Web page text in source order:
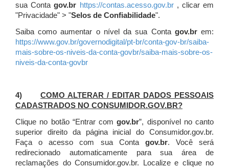
sua Contagov.br https://contas.acesso.gov.br, clicar em
"Privacidade" > "Selos de Confiabilidade".
Saiba como aumentar o nível da sua Conta gov.brem:
https://www.gov.br/governodigital/pt-br/conta-gov-br/saiba-
mais-sobre-os-niveis-da-conta-govbr/saiba-mais-sobre-os-
niveis-da-conta-govbr
4) COMO ALTERAR / EDITAR DADOS PESSOAIS
CADASTRADOS NO CONSUMIDOR.GOV.BR?
Clique no botão “Entrar comgov.br”, disponível no canto
superior direito da página inicial do Consumidor.gov.br.
Faça o acesso com sua Conta gov.br. Você será
redirecionado automaticamente para sua área de
reclamações do Consumidor.gov.br.
Localize e clique no